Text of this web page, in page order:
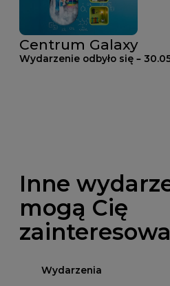
Centrum Galaxy
Wydarzenie odbyło się –
Inne
mogą Cię
Wydarzenia